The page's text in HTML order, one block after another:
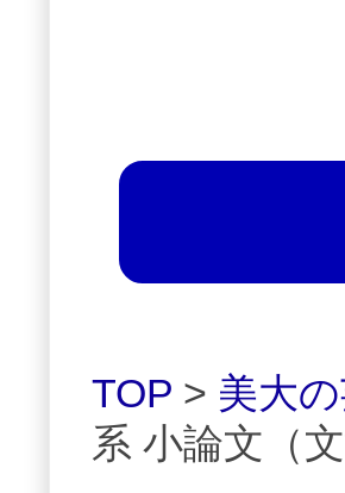
TOP > 美大
系 小論文（文